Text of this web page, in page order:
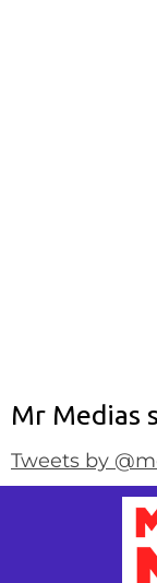
Mr Medias
Tweets by